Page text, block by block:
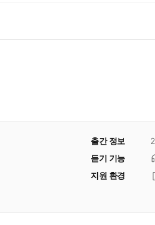
출간 정보
듣기 기능
지원 환경